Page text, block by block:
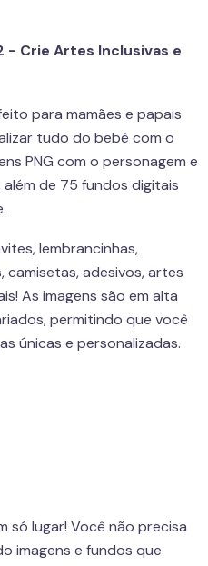
- Crie Artes Inclusivas e
para mamães e papais
tudo do bebê com o
PNG com o personagem e
de 75 fundos digitais
lembrancinhas,
adesivos, artes
As imagens são em alta
permitindo que você
únicas e personalizadas.
só lugar! Você não precisa
imagens e fundos que